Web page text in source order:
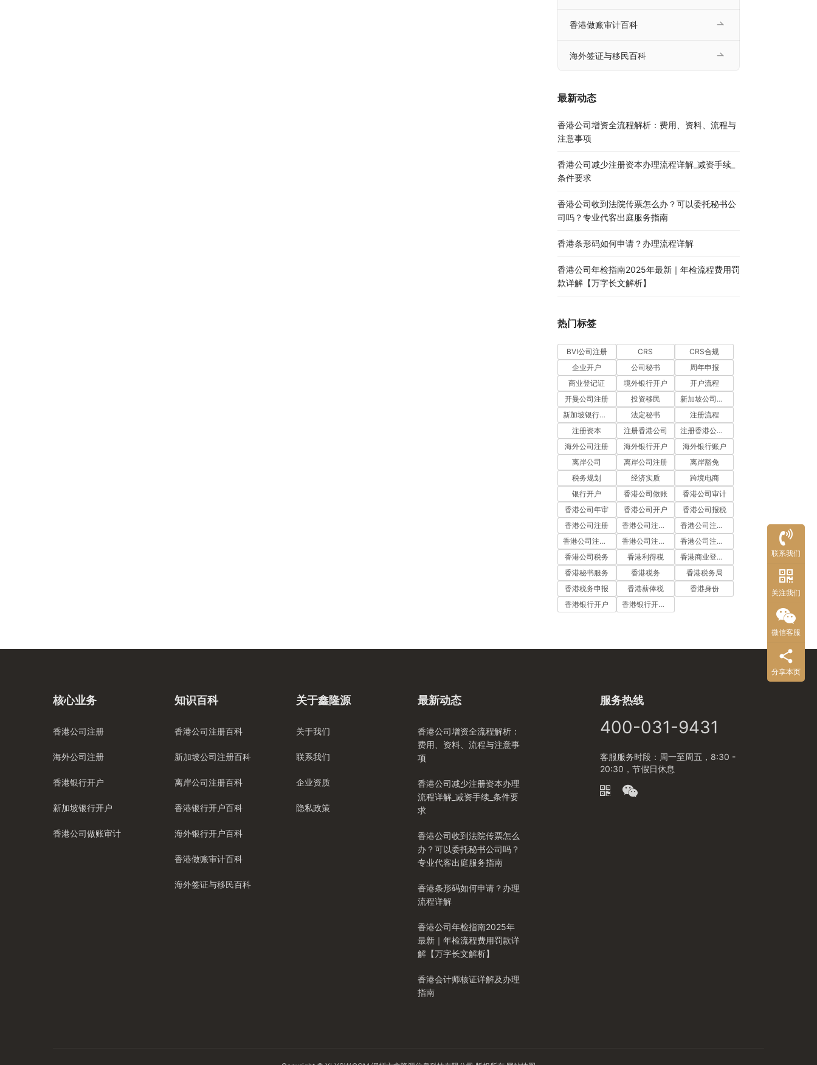
香港做账审计百科
海外签证与移民百科
最新动态
香港公司增资全流程解析：费用、资料、流程与
注意事项
香港公司减少注册资本办理流程详解_减资手续_
条件要求
香港公司收到法院传票怎么办？可以委托秘书公
司吗？专业代客出庭服务指南
香港条形码如何申请？办理流程详解
香港公司年检指南2025年最新｜年检流程费用罚
款详解【万字长文解析】
热门标签
BVI公司注册 CRS
CRS合规
企业开户
公司秘书
周年申报
商业登记证
境外银行开户
开户流程
开曼公司注册
投资移民
新加坡公司注册
新加坡银行开户
法定秘书
注册流程
注册资本
注册香港公司
注册香港公司流程
海外公司注册
海外银行开户
海外银行账户
离岸公司
离岸公司注册
离岸豁免
税务规划
经济实质
跨境电商
银行开户
香港公司做账
香港公司审计
香港公司年审
香港公司开户
香港公司报税
香港公司注册
香港公司注册代办
香港公司注册处
香港公司注册流程
香港公司注册费用
香港公司注册资料
香港公司税务
香港利得税
香港商业登记证
香港秘书服务
香港税务
香港税务局
香港税务申报
香港薪俸税
香港身份
香港银行开户
香港银行开户流程
核心业务
香港公司注册
海外公司注册
香港银行开户
新加坡银行开户
香港公司做账审计
知识百科
香港公司注册百科
新加坡公司注册百科
离岸公司注册百科
香港银行开户百科
海外银行开户百科
香港做账审计百科
海外签证与移民百科
关于鑫隆源
关于我们
联系我们
企业资质
隐私政策
最新动态
香港公司增资全流程解析：
费用、资料、流程与注意事
项
香港公司减少注册资本办理
流程详解_减资手续_条件要
求
香港公司收到法院传票怎么
办？可以委托秘书公司吗？
专业代客出庭服务指南
香港条形码如何申请？办理
流程详解
香港公司年检指南2025年
最新｜年检流程费用罚款详
解【万字长文解析】
香港会计师核证详解及办理
指南
服务热线
400-031-9431
客服服务时段：周一至周五，8:30 -
20:30，节假日休息
联系我们
关注我们
微信客服
分享本页